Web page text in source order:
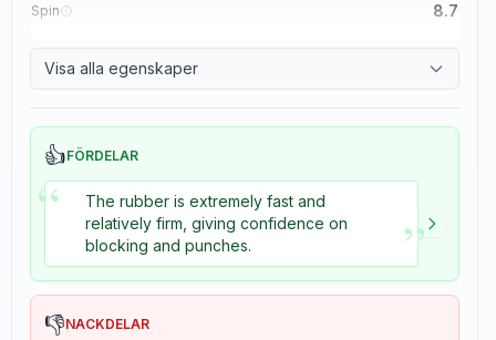
Spin 8.7
Visa alla egenskaper
👍FÖRDELAR
“
The rubber is extremely fast and
relatively firm, giving confidence on
blocking and punches.
”
👎NACKDELAR